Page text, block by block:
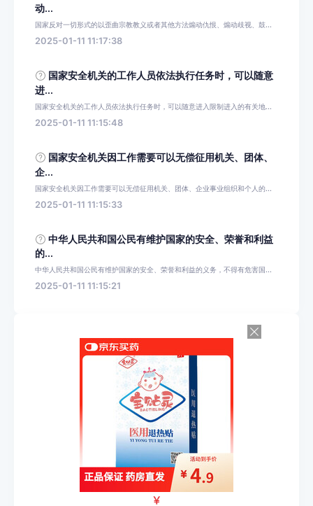
动...
国家反对一切形式的以歪曲宗教教义或者其他方法煽动仇恨、煽动歧视、鼓...
2025-01-11 11:17:38
国家安全机关的工作人员依法执行任务时，可以随意
进...
国家安全机关的工作人员依法执行任务时，可以随意进入限制进入的有关地...
2025-01-11 11:15:48
国家安全机关因工作需要可以无偿征用机关、团体、
企...
国家安全机关因工作需要可以无偿征用机关、团体、企业事业组织和个人的...
2025-01-11 11:15:33
中华人民共和国公民有维护国家的安全、荣誉和利益
的...
中华人民共和国公民有维护国家的安全、荣誉和利益的义务，不得有危害国...
2025-01-11 11:15:21